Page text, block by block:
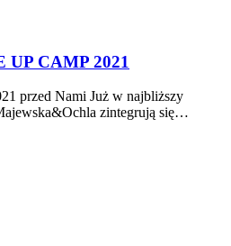
CAMP 2021
przed Nami Już w najbliższy
zintegrują się…